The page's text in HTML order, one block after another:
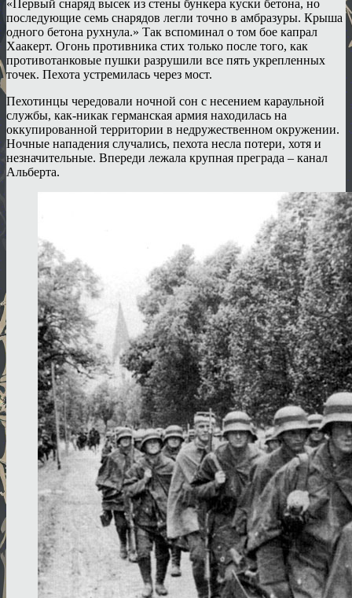
«Первый снаряд высек из стены бункера куски бетона, но
последующие семь снарядов легли точно в амбразуры. Крыша
одного бетона рухнула.» Так вспоминал о том бое капрал
Хаакерт. Огонь противника стих только после того, как
противотанковые пушки разрушили все пять укрепленных
точек. Пехота устремилась через мост.
Пехотинцы чередовали ночной сон с несением караульной
службы, как-никак германская армия находилась на
оккупированной территории в недружественном окружении.
Ночные нападения случались, пехота несла потери, хотя и
незначительные. Впереди лежала крупная преграда – канал
Альберта.